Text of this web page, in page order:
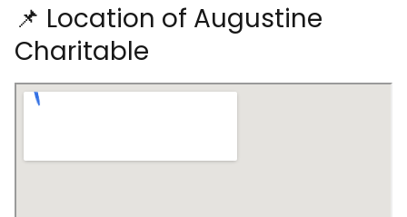
📌 Location of Augustine
Charitable